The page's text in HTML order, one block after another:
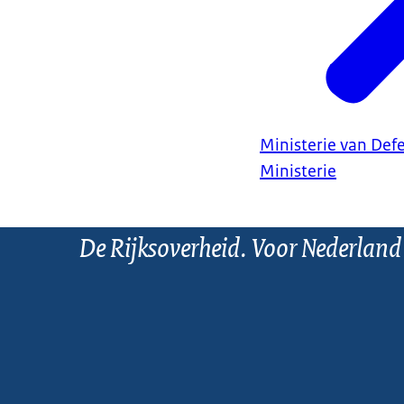
Ministerie van
Ministerie
De Rijksoverheid. Voor Nederland